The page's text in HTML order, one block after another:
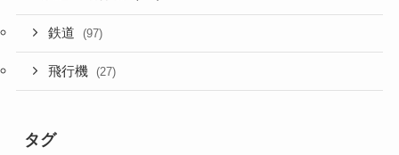
鉄道 (97)
飛行機 (27)
タグ